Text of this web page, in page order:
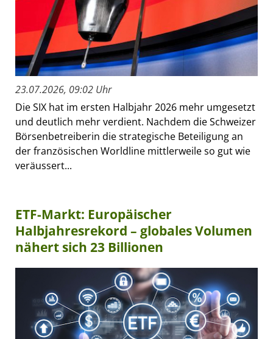
23.07.2026, 09:02 Uhr
Die SIX hat im ersten Halbjahr 2026 mehr umgesetzt
und deutlich mehr verdient. Nachdem die Schweizer
Börsenbetreiberin die strategische Beteiligung an
der französischen Worldline mittlerweile so gut wie
veräussert...
ETF-Markt: Europäischer
Halbjahresrekord – globales Volumen
nähert sich 23 Billionen